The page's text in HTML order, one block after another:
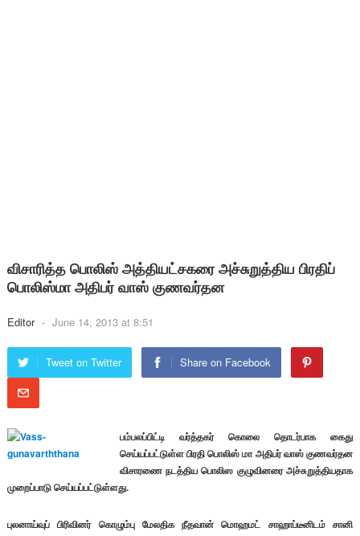
விசாரித்த பொலிஸ் அத்தியட்சகரை அச்சுறுத்திய பிரதிப்
பொலிஸ்மா அதிபர் வாஸ் குணவர்தன
Editor - June 14, 2013 at 8:51
Tweet on Twitter Share on Facebook
பம்பலப்பிட்டி வர்த்தகர் கொலை தொடர்பாக கைது
செய்யப்பட்டுள்ள பிரதி பொலிஸ் மா அதிபர் வாஸ் குணவர்தன
விசாரணை நடத்திய பொலிஸ குழுவினரை அச்சுறுத்தியதாக
முறைப்பாடு செய்யப்பட்டுள்ளது.
புலனாய்வுப் பிரிவினர் கொழும்பு மேலதிக நீதவான் மொஹமட் சாஹாப்டீனிடம் சானி